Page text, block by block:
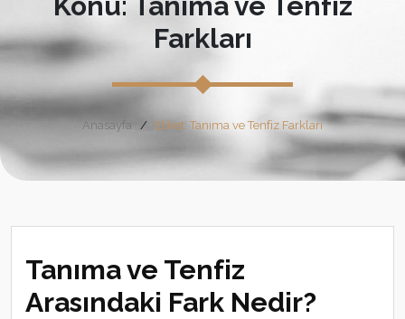
Farkları
Anasayfa Etiket: Tanıma ve Tenfiz Farkları
Tanıma ve Tenfiz
Arasındaki Fark Nedir?